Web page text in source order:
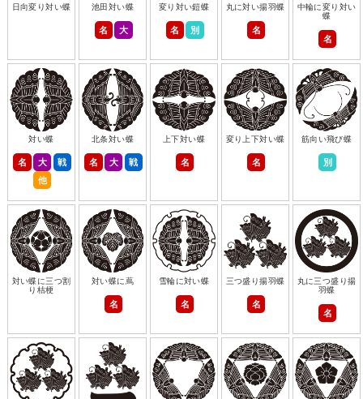
日向変り対い蝶 池田対い蝶
名 大
変り対い鎧蝶
名 別
丸に対い揚羽蝶
名
中輪に変り対い
蝶
名
対い蝶
名 大
戦
他
北条対い蝶
名 大 戦
上下対い蝶
名
変り上下対い蝶
名
筋向い飛び蝶
別
対い蝶に三つ割
り桔梗
対い蝶に蔦
名
雪輪に対い蝶
名
三つ盛り揚羽蝶
名
丸に三つ盛り揚
羽蝶
名